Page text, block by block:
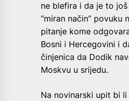
ne blefira i da je to
“miran način” povuku
pitanje kome
Bosni i Hercegovini i
činjenica da Dodik
Moskvu u srijedu.
Na novinarski upit bi